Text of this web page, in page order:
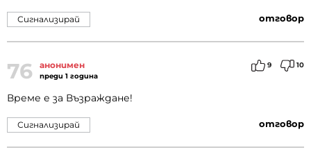
отговор
Сигнализирай
76 анонимен
преди 1 година
9 10
Време е за Възраждане!
отговор
Сигнализирай